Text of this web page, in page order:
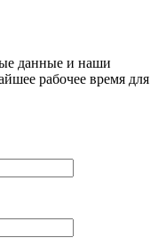
данные и наши
рабочее время для